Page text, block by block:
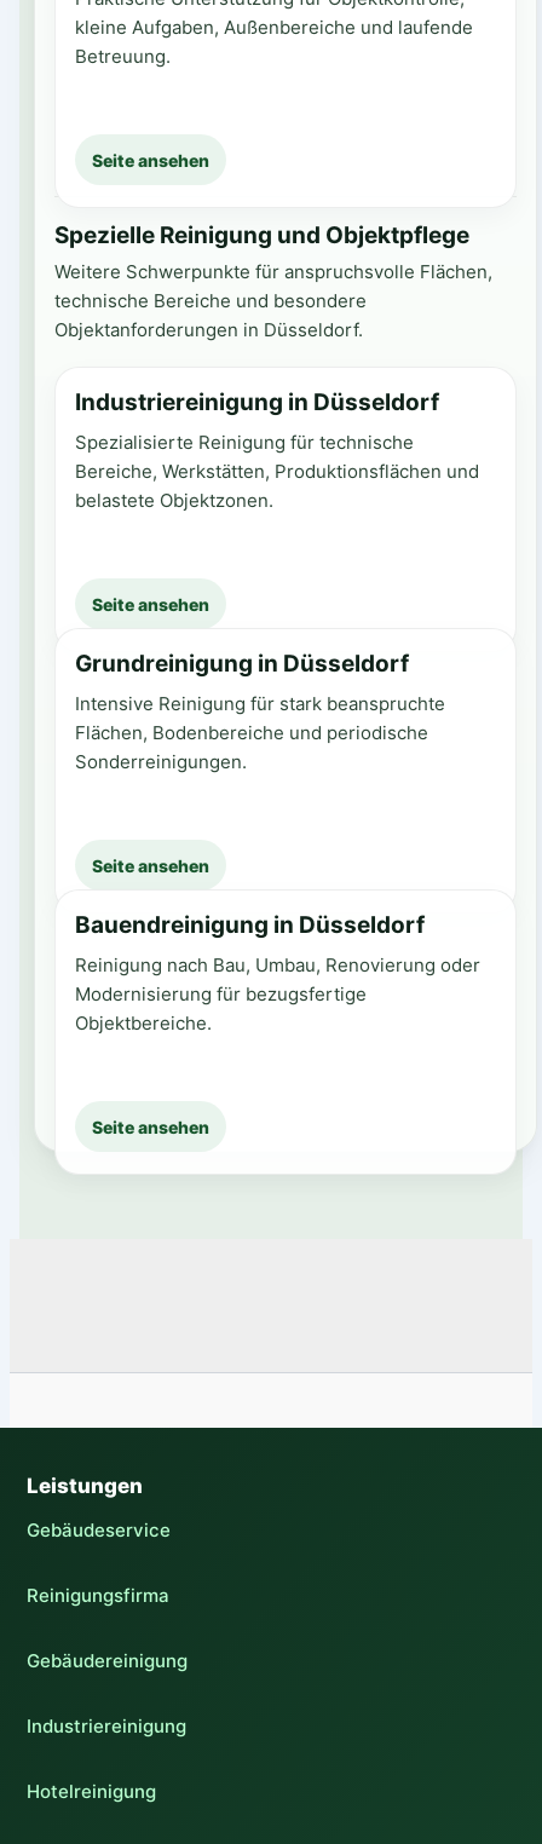
kleine Aufgaben, Außenbereiche und laufende
Betreuung.
Seite ansehen
Spezielle Reinigung und Objektpflege
Weitere Schwerpunkte für anspruchsvolle Flächen,
technische Bereiche und besondere
Objektanforderungen in Düsseldorf.
Industriereinigung in Düsseldorf
Spezialisierte Reinigung für technische
Bereiche, Werkstätten, Produktionsflächen und
belastete Objektzonen.
Seite ansehen
Grundreinigung in Düsseldorf
Intensive Reinigung für stark beanspruchte
Flächen, Bodenbereiche und periodische
Sonderreinigungen.
Seite ansehen
Bauendreinigung in Düsseldorf
Reinigung nach Bau, Umbau, Renovierung oder
Modernisierung für bezugsfertige
Objektbereiche.
Seite ansehen
Leistungen
Gebäudeservice
Reinigungsfirma
Gebäudereinigung
Industriereinigung
Hotelreinigung